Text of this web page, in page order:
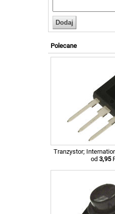
Polecane
Tranzystor;
od 3,95